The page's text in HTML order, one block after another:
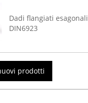
Dadi flangiati esagonali
DIN6923
prodotti